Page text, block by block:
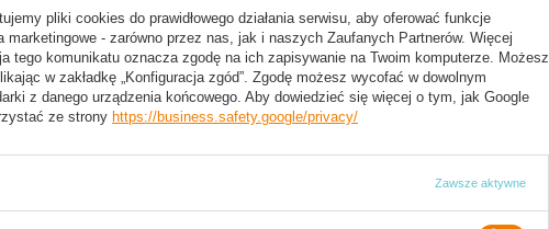
GWARANCJA PRODUCENTA
pliki cookies do prawidłowego działania serwisu, aby oferować funkcje
marketingowe - zarówno przez nas, jak i naszych Zaufanych Partnerów. Więcej
tego komunikatu oznacza zgodę na ich zapisywanie na Twoim komputerze. Możesz
w zakładkę „Konfiguracja zgód”. Zgodę możesz wycofać w dowolnym
z danego urządzenia końcowego. Aby dowiedzieć się więcej o tym, jak Google
ze strony https://business.safety.google/privacy/
Zawsze aktywne